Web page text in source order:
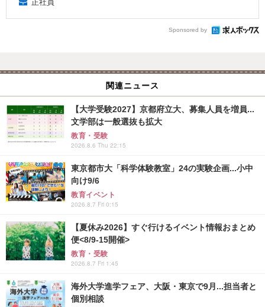
正社員
Sponsored by
関連ニュース
【大学受験2027】京都府立大、募集人員を増員...
文学部は一般選抜も拡大
教育・受験
2026.8.6 Thu 22:15
東京都市大「科学体験教室」24の実験企画...小中
向け9/6
教育イベント
2026.8.7 Fri 0:15
【夏休み2026】すぐ行けるイベント情報おまとめ
便<8/9-15開催>
教育・受験
2026.8.7 Fri 1:45
海外大学進学フェア、大阪・東京で9月...担当者と
個別相談